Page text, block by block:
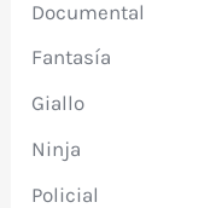
Documental
Fantasía
Giallo
Ninja
Policial